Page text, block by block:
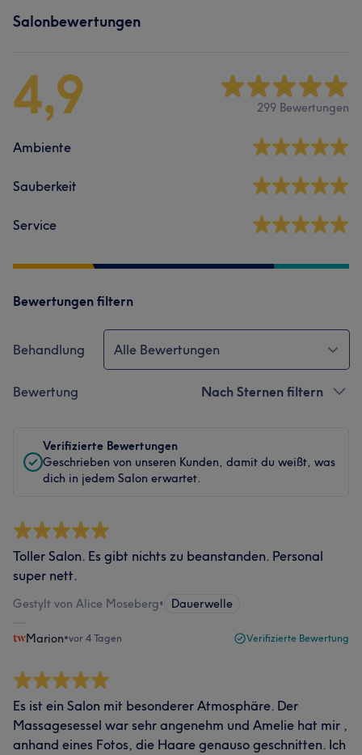
Salonbewertungen
4,9 299 Bewertungen
Ambiente
Sauberkeit
Service
Bewertungen filtern
Behandlung Alle Bewertungen
Bewertung Nach Sternen filtern
Verifizierte Bewertungen
Geschrieben von unseren Kunden, damit du weißt, was
dich in jedem Salon erwartet.
Toller Salon. Es gibt nichts zu beanstanden. Personal
super nett.
Gestylt von Alice Moseberg• Dauerwelle
Marion•vor 4 Tagen Verifizierte Bewertung
Es ist ein Salon mit besonderer Atmosphäre. Der
Massagesessel war sehr angenehm und Amelie hat mir ,
anhand eines Fotos, die Haare genauso geschnitten. Ich